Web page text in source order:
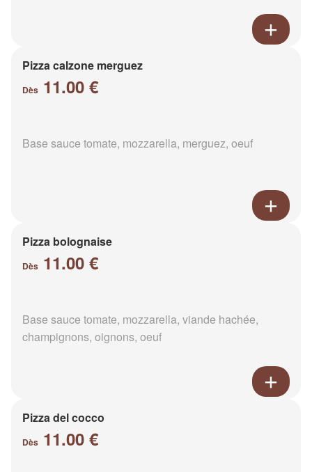
Pizza calzone merguez
Dès 11.00 €
Base sauce tomate, mozzarella, merguez, oeuf
Pizza bolognaise
Dès 11.00 €
Base sauce tomate, mozzarella, viande hachée,
champignons, oignons, oeuf
Pizza del cocco
Dès 11.00 €